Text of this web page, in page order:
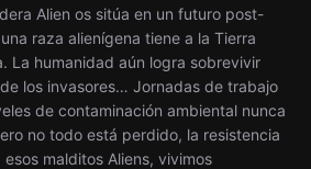
Alien os sitúa en un futuro post-
raza alienígena tiene a la Tierra
La humanidad aún logra sobrevivir
los invasores… Jornadas de trabajo
de contaminación ambiental nunca
no todo está perdido, la resistencia
malditos Aliens, vivimos